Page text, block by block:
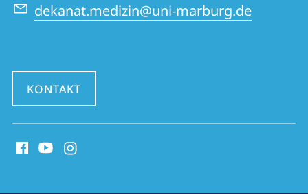
dekanat.medizin@uni-marburg.de
KONTAKT
Media